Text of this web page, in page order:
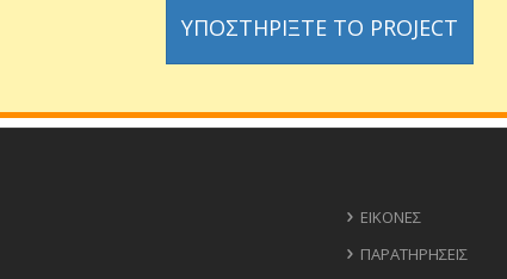
ΥΠΟΣΤΗΡΊΞΤΕ ΤΟ PROJECT
ΕΙΚΌΝΕΣ
ΠΑΡΑΤΗΡΉΣΕΙΣ